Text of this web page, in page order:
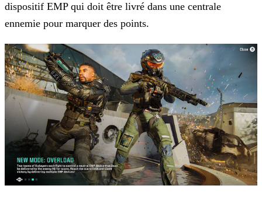
dispositif EMP qui doit être livré dans une centrale
ennemie pour marquer des points.